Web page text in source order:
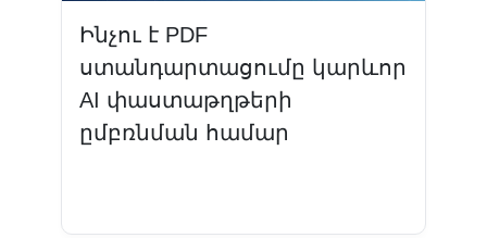
Ինչու է PDF
ստանդարտացումը կարևոր
AI փաստաթղթերի
ըմբռնման համար